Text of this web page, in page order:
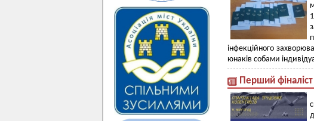
інфекційного
юнаків собами
Перший